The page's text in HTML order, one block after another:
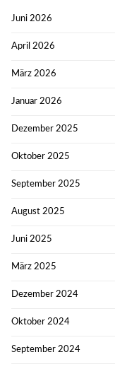
Juni 2026
April 2026
März 2026
Januar 2026
Dezember 2025
Oktober 2025
September 2025
August 2025
Juni 2025
März 2025
Dezember 2024
Oktober 2024
September 2024